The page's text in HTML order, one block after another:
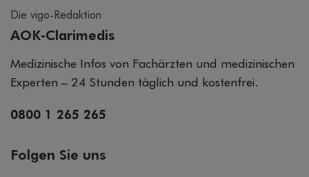
Die vigo-Redaktion
AOK-Clarimedis
Medizinische Infos von Fachärzten und medizinischen
Experten – 24 Stunden täglich und kostenfrei.
0800 1 265 265
Folgen Sie uns